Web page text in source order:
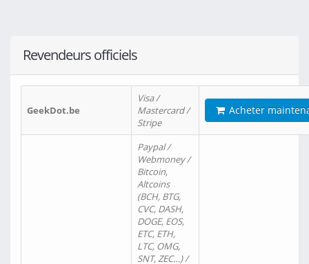
Revendeurs officiels
GeekDot.be
Visa /
Mastercard /
Stripe
Acheter
Paypal /
Webmoney /
Bitcoin,
Altcoins
(BCH, BTG,
CVC, DASH,
DOGE, EOS,
ETC, ETH,
LTC, OMG,
SNT, ZEC…) /